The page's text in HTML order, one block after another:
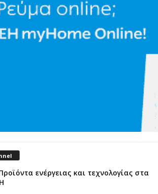
ενέργειας και τεχνολογίας στα